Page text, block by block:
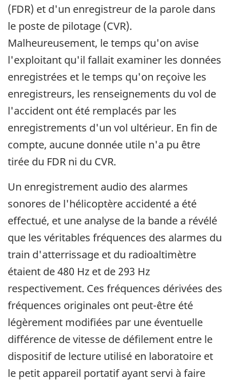
(FDR) et d'un enregistreur de la parole dans
le poste de pilotage (CVR).
Malheureusement, le temps qu'on avise
l'exploitant qu'il fallait examiner les données
enregistrées et le temps qu'on reçoive les
enregistreurs, les renseignements du vol de
l'accident ont été remplacés par les
enregistrements d'un vol ultérieur. En fin de
compte, aucune donnée utile n'a pu être
tirée du FDR ni du CVR.
Un enregistrement audio des alarmes
sonores de l'hélicoptère accidenté a été
effectué, et une analyse de la bande a révélé
que les véritables fréquences des alarmes du
train d'atterrissage et du radioaltimètre
étaient de 480 Hz et de 293 Hz
respectivement. Ces fréquences dérivées des
fréquences originales ont peut-être été
légèrement modifiées par une éventuelle
différence de vitesse de défilement entre le
dispositif de lecture utilisé en laboratoire et
le petit appareil portatif ayant servi à faire